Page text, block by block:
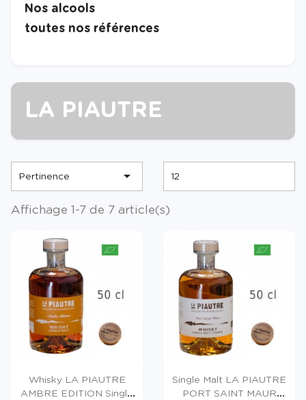
Nos alcools
toutes nos références
LA PIAUTRE
Pertinence  12
Affichage 1-7 de 7 article(s)
Whisky LA PIAUTRE
AMBRE EDITION Single
Single Malt LA PIAUTRE
PORT SAINT MAUR